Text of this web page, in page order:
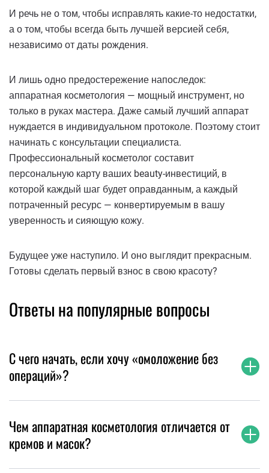
И речь не о том, чтобы исправлять какие-то недостатки,
а о том, чтобы всегда быть лучшей версией себя,
независимо от даты рождения.
И лишь одно предостережение напоследок:
аппаратная косметология — мощный инструмент, но
только в руках мастера. Даже самый лучший аппарат
нуждается в индивидуальном протоколе. Поэтому стоит
начинать с консультации специалиста.
Профессиональный косметолог составит
персональную карту ваших beauty-инвестиций, в
которой каждый шаг будет оправданным, а каждый
потраченный ресурс — конвертируемым в вашу
уверенность и сияющую кожу.
Будущее уже наступило. И оно выглядит прекрасным.
Готовы сделать первый взнос в свою красоту?
Ответы на популярные вопросы
С чего начать, если хочу «омоложение без
операций»?
Чем аппаратная косметология отличается от
кремов и масок?